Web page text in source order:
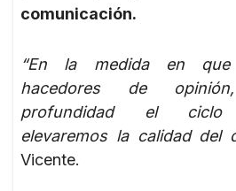
comunicación.
“En la medida en que
hacedores de
profundidad el ciclo
elevaremos la calidad del
Vicente.